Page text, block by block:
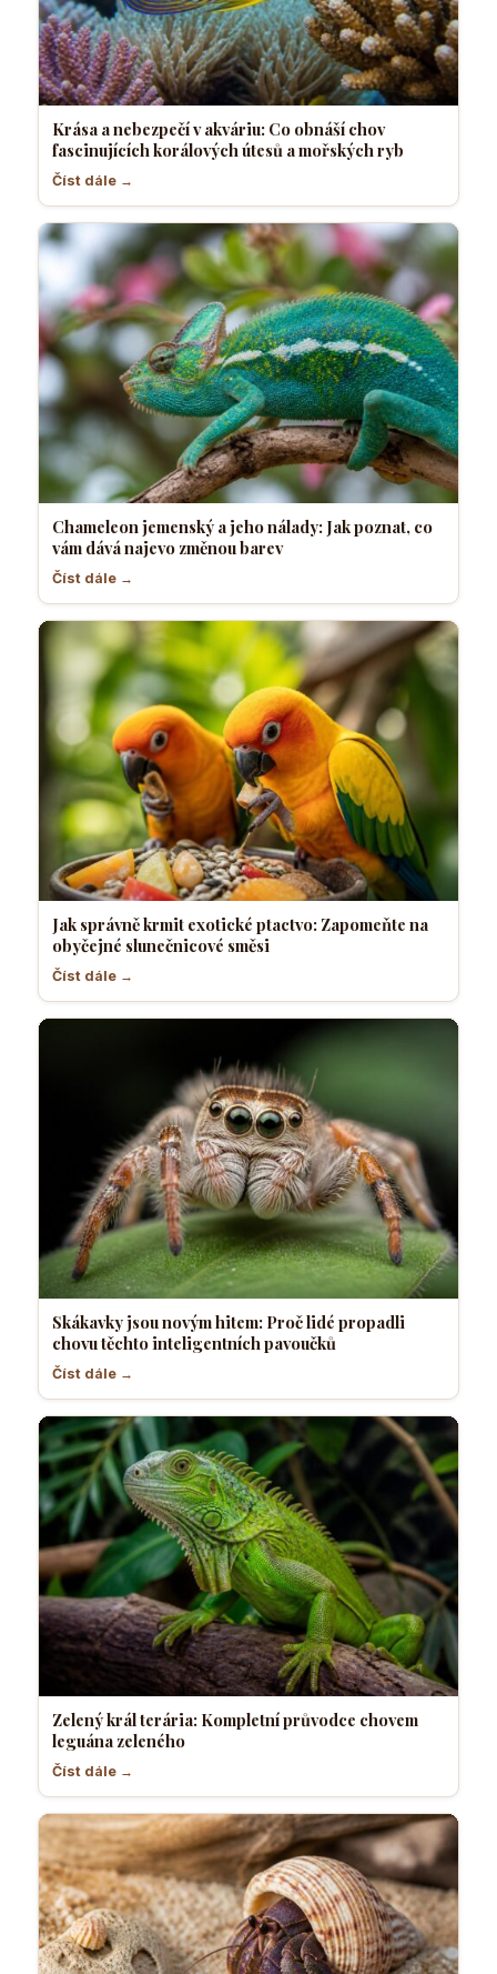
Krása a nebezpečí v akváriu: Co obnáší chov
fascinujících korálových útesů a mořských ryb
Číst dále →
Chameleon jemenský a jeho nálady: Jak poznat, co
vám dává najevo změnou barev
Číst dále →
Jak správně krmit exotické ptactvo: Zapomeňte na
obyčejné slunečnicové směsi
Číst dále →
Skákavky jsou novým hitem: Proč lidé propadli
chovu těchto inteligentních pavoučků
Číst dále →
Zelený král terária: Kompletní průvodce chovem
leguána zeleného
Číst dále →